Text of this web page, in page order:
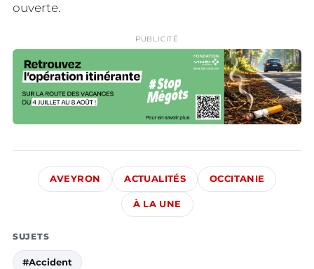
ouverte.
PUBLICITÉ
AVEYRON ACTUALITÉS OCCITANIE
À LA UNE
SUJETS
#Accident